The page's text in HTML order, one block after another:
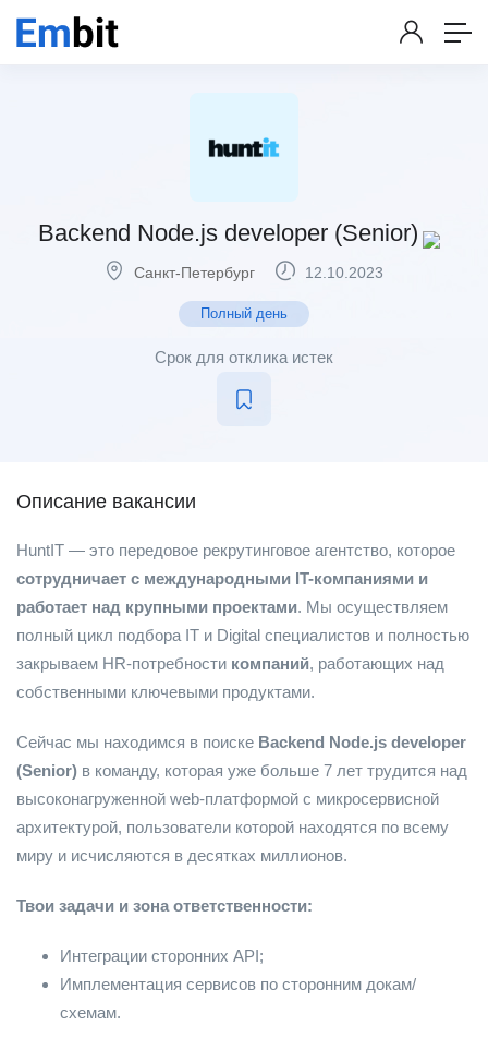
Backend Node.js developer (Senior)
Санкт-Петербург 12.10.2023
Полный день
Срок для отклика истек
Описание вакансии
HuntIT — это передовое рекрутинговое агентство, которое
сотрудничает с международными IT-компаниями и
работает над крупными проектами. Мы осуществляем
полный цикл подбора IT и Digital специалистов и полностью
закрываем HR-потребности компаний, работающих над
собственными ключевыми продуктами.
Сейчас мы находимся в поиске Backend Node.js developer
(Senior) в команду, которая уже больше 7 лет трудится над
высоконагруженной web-платформой с микросервисной
архитектурой, пользователи которой находятся по всему
миру и исчисляются в десятках миллионов.
Твои задачи и зона ответственности:
Интеграции сторонних API;
Имплементация сервисов по сторонним докам/
схемам.